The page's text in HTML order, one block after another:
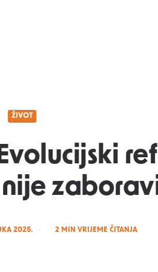
ŽIVOT
2025. 2MIN VRIJEME ČITANJA